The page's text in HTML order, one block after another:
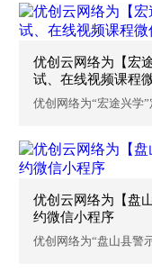
优创云网络为【宏
试、在线视频课程
优创网络为“宏途兴学
优创云网络为【盘
约微信小程序
优创网络为“盘山县警